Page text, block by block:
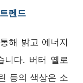
렌드
해 밝고 에너지
니다. 버터 옐로
등의 색상은 소